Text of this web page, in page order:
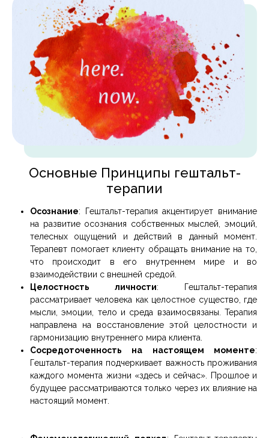
Основные Принципы гештальт-
терапии
Осознание: Гештальт-терапия акцентирует внимание
на развитие осознания собственных мыслей, эмоций,
телесных ощущений и действий в данный момент.
Терапевт помогает клиенту обращать внимание на то,
что происходит в его внутреннем мире и во
взаимодействии с внешней средой.
Целостность личности: Гештальт-терапия
рассматривает человека как целостное существо, где
мысли, эмоции, тело и среда взаимосвязаны. Терапия
направлена на восстановление этой целостности и
гармонизацию внутреннего мира клиента.
Сосредоточенность на настоящем моменте:
Гештальт-терапия подчеркивает важность проживания
каждого момента жизни «здесь и сейчас». Прошлое и
будущее рассматриваются только через их влияние на
настоящий момент.